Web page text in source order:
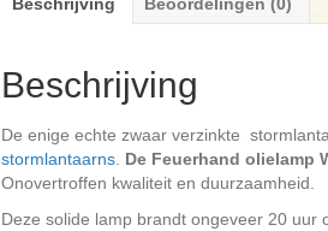
Beschrijving Beoordelingen (0)
Beschrijving
De enige echte zwaar verzinkte
stormlantaarns. De Feuerhand olielamp
Onovertroffen kwaliteit en duurzaamheid.
Deze solide lamp brandt ongeveer 20